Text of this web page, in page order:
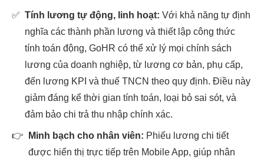
✅ Tính lương tự động, linh hoạt: Với khả năng tự định
nghĩa các thành phần lương và thiết lập công thức
tính toán động, GoHR có thể xử lý mọi chính sách
lương của doanh nghiệp, từ lương cơ bản, phụ cấp,
đến lương KPI và thuế TNCN theo quy định. Điều này
giảm đáng kể thời gian tính toán, loại bỏ sai sót, và
đảm bảo chi trả thu nhập chính xác.
👉 Minh bạch cho nhân viên: Phiếu lương chi tiết
được hiển thị trực tiếp trên Mobile App, giúp nhân